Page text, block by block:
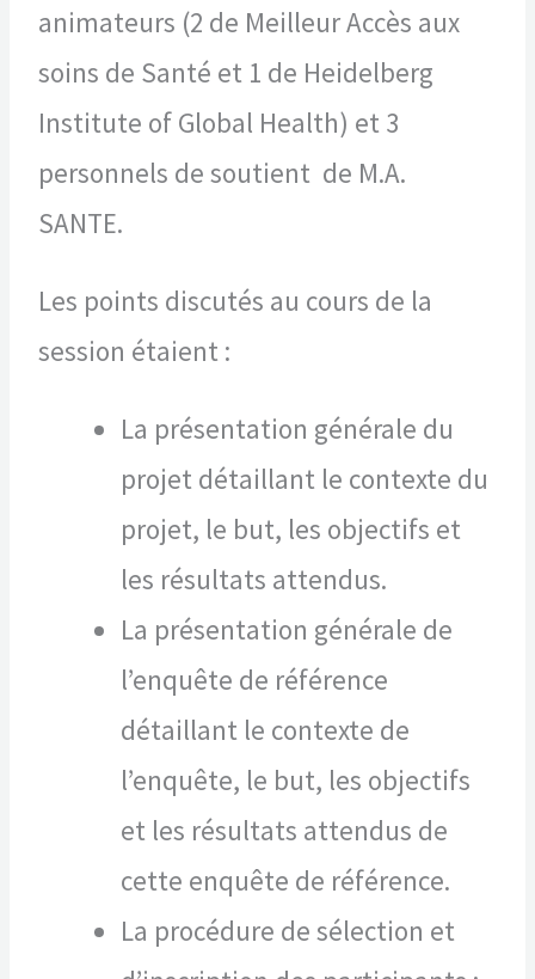
animateurs (2 de Meilleur Accès aux
soins de Santé et 1 de Heidelberg
Institute of Global Health) et 3
personnels de soutient de M.A.
SANTE.
Les points discutés au cours de la
session étaient :
La présentation générale du
projet détaillant le contexte du
projet, le but, les objectifs et
les résultats attendus.
La présentation générale de
l’enquête de référence
détaillant le contexte de
l’enquête, le but, les objectifs
et les résultats attendus de
cette enquête de référence.
La procédure de sélection et